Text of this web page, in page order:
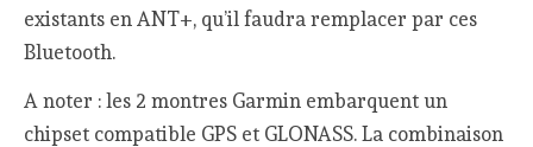
existants en ANT+, qu’il faudra remplacer par ces
Bluetooth.
A noter : les 2 montres Garmin embarquent un
chipset compatible GPS et GLONASS. La combinaison